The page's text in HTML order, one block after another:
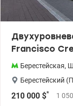
Francisco
Берестейская,
Берестейский
210 000 $* 1 050